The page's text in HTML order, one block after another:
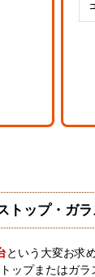
トップ・ガ
という大変お求
ップまたはガ